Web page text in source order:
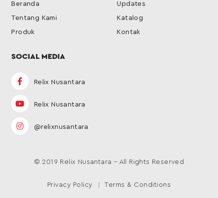
Beranda
Tentang Kami
Produk
Updates
Katalog
Kontak
SOCIAL MEDIA
Relix Nusantara
Relix Nusantara
@relixnusantara
© 2019 Relix Nusantara – All Rights Reserved
Privacy Policy Terms & Conditions